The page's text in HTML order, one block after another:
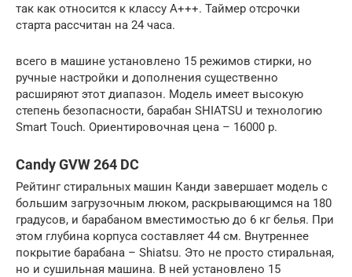
так как относится к классу A+++. Таймер отсрочки
старта рассчитан на 24 часа.
всего в машине установлено 15 режимов стирки, но
ручные настройки и дополнения существенно
расширяют этот диапазон. Модель имеет высокую
степень безопасности, барабан SHIATSU и технологию
Smart Touch. Ориентировочная цена – 16000 р.
Candy GVW 264 DC
Рейтинг стиральных машин Канди завершает модель с
большим загрузочным люком, раскрывающимся на 180
градусов, и барабаном вместимостью до 6 кг белья. При
этом глубина корпуса составляет 44 см. Внутреннее
покрытие барабана – Shiatsu. Это не просто стиральная,
но и сушильная машина. В ней установлено 15